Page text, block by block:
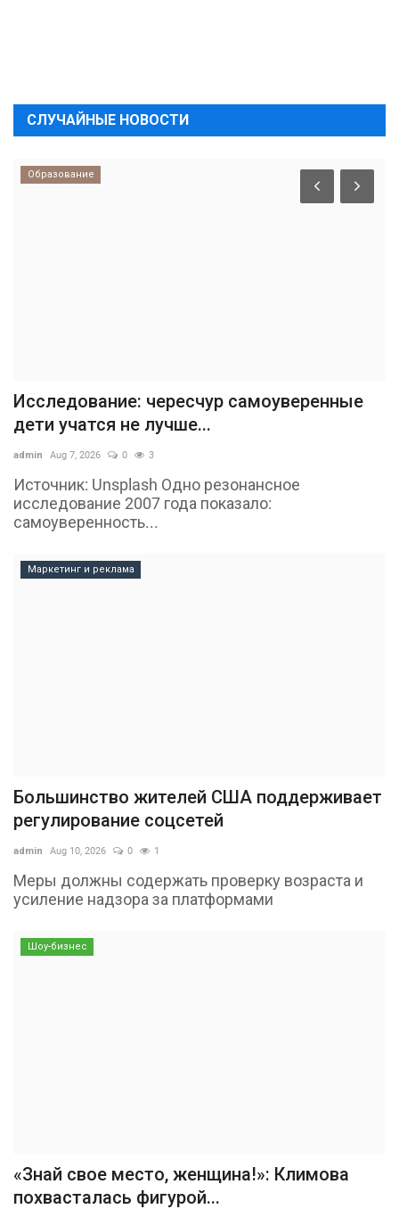
СЛУЧАЙНЫЕ НОВОСТИ
Образование
Исследование: чересчур самоуверенные
дети учатся не лучше...
admin Aug 7, 2026 0 3
Источник: Unsplash Одно резонансное
исследование 2007 года показало:
самоуверенность...
Маркетинг и реклама
Большинство жителей США поддерживает
регулирование соцсетей
admin Aug 10, 2026 0 1
Меры должны содержать проверку возраста и
усиление надзора за платформами
Шоу-бизнес
«Знай свое место, женщина!»: Климова
похвасталась фигурой...